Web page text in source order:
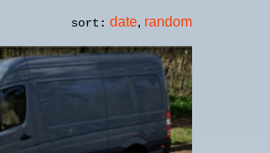
sort: date, random